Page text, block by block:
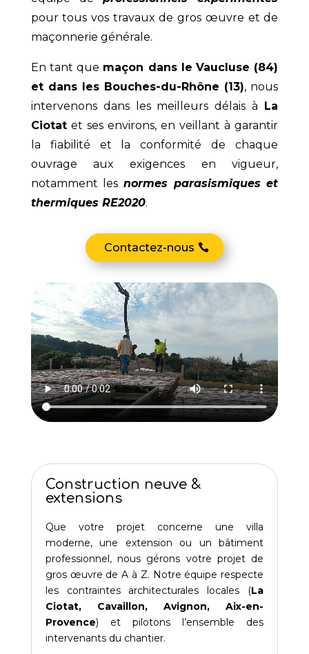
pour tous vos travaux de gros œuvre et de
maçonnerie générale.
En tant que maçon dans le Vaucluse (84)
et dans les Bouches-du-Rhône (13), nous
intervenons dans les meilleurs délais à
La
Ciotatet ses environs, en veillant à garantir
la fiabilité et la conformité de chaque
ouvrage aux exigences en vigueur,
notamment les normes parasismiques et
thermiques RE2020.
Contactez-nous
Construction neuve &
extensions
Que votre projet concerne une villa
moderne, une extension ou un bâtiment
professionnel, nous gérons votre projet de
gros œuvre de A à Z. Notre équipe respecte
les contraintes architecturales locales (La
Ciotat, Cavaillon, Avignon, Aix-en-
Provence) et pilotons l’ensemble des
intervenants du chantier.